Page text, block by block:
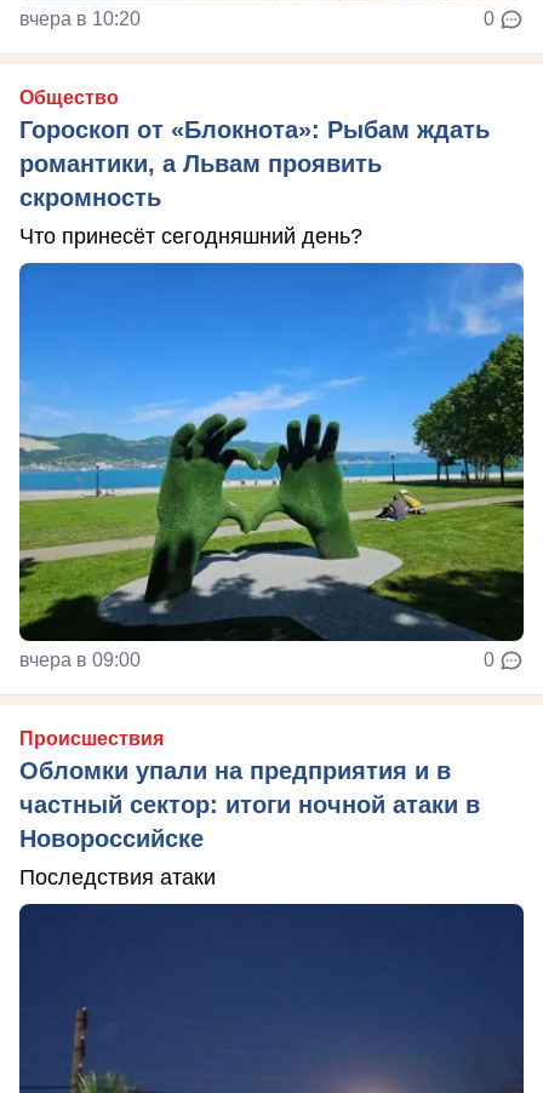
вчера в 10:20 0
Общество
Гороскоп от «Блокнота»: Рыбам ждать
романтики, а Львам проявить
скромность
Что принесёт сегодняшний день?
вчера в 09:00 0
Происшествия
Обломки упали на предприятия и в
частный сектор: итоги ночной атаки в
Новороссийске
Последствия атаки